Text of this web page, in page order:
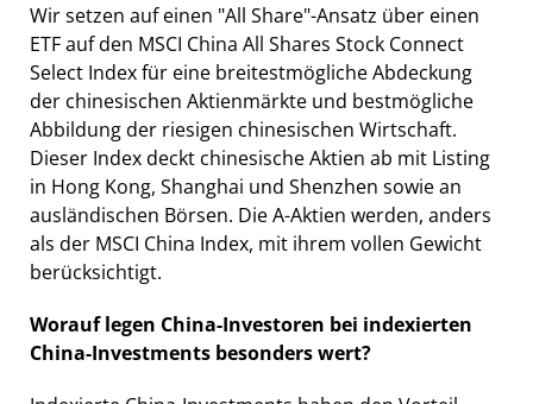
Wir setzen auf einen "All Share"-Ansatz über einen
ETF auf den MSCI China All Shares Stock Connect
Select Index für eine breitestmögliche Abdeckung
der chinesischen Aktienmärkte und bestmögliche
Abbildung der riesigen chinesischen Wirtschaft.
Dieser Index deckt chinesische Aktien ab mit Listing
in Hong Kong, Shanghai und Shenzhen sowie an
ausländischen Börsen. Die A-Aktien werden, anders
als der MSCI China Index, mit ihrem vollen Gewicht
berücksichtigt.
Worauf legen China-Investoren bei indexierten
China-Investments besonders wert?